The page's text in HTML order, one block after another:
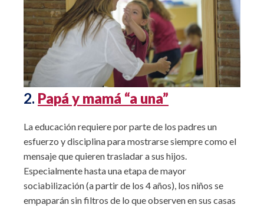
2. Papá y mamá “a una”
La educación requiere por parte de los padres un
esfuerzo y disciplina para mostrarse siempre como el
mensaje que quieren trasladar a sus hijos.
Especialmente hasta una etapa de mayor
sociabilización (a partir de los 4 años), los niños se
empaparán sin filtros de lo que observen en sus casas